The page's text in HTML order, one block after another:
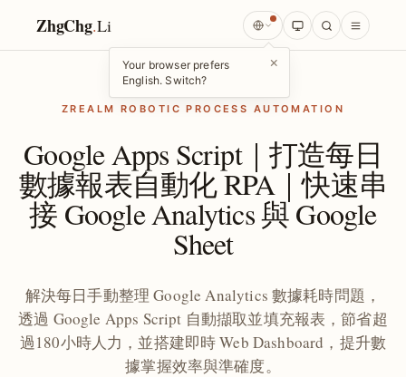
ZhgChg.Li
Your browser prefers
English. Switch?
×
ZREALM ROBOTIC PROCESS AUTOMATION
Google Apps Script｜打造每日
數據報表自動化 RPA｜快速串
接 Google Analytics 與 Google
Sheet
解決每日手動整理 Google Analytics 數據耗時問題，
透過 Google Apps Script 自動擷取並填充報表，節省超
過180小時人力，並搭建即時 Web Dashboard，提升數
據掌握效率與準確度。